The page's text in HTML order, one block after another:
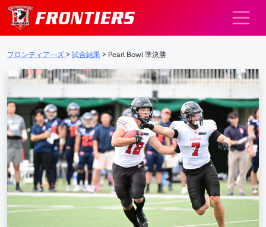
メインナビゲーション
フロンティア―ズ > 試合結果 > Pearl Bowl 準決勝